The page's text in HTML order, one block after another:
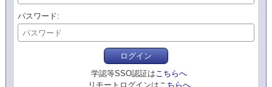
パスワード
ログイン
学認等SSO認証はこちらへ
リモートログインはこちらへ